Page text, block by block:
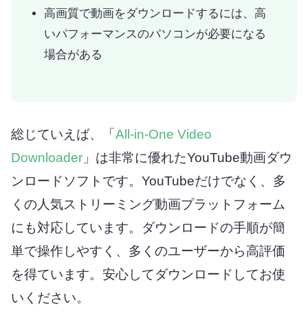
高画質で動画をダウンロードするには、高
いパフォーマンスのパソコンが必要になる
場合がある
総じていえば、「All-in-One Video
Downloader」は非常に優れたYouTube動画ダウ
ンロードソフトです。YouTubeだけでなく、多
くの人気ストリーミング動画プラットフォーム
にも対応しています。ダウンロードの手順が簡
単で操作しやすく、多くのユーザーから高評価
を得ています。安心してダウンロードしてお使
いください。